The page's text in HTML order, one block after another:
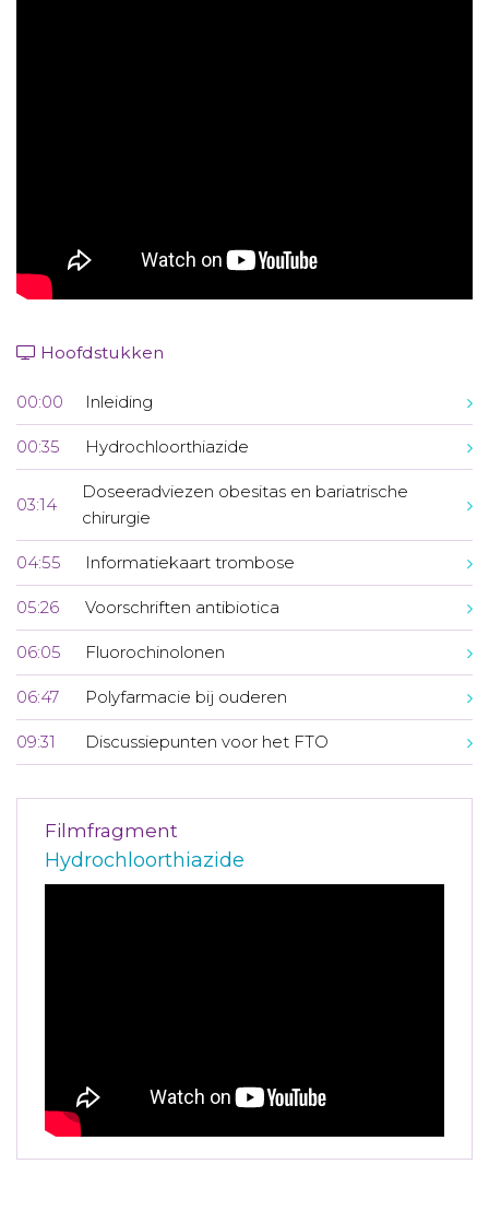
Hoofdstukken
00:00 Inleiding
00:35 Hydrochloorthiazide
03:14
Doseeradviezen obesitas en bariatrische
chirurgie
04:55 Informatiekaart trombose
05:26 Voorschriften antibiotica
06:05 Fluorochinolonen
06:47 Polyfarmacie bij ouderen
09:31 Discussiepunten voor het FTO
Filmfragment
Hydrochloorthiazide